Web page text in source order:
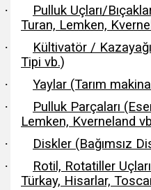
·
Pulluk Uçları/
Turan, Lemken,
·
Kültivatör /
Tipi vb.)
· Yaylar (Tarım
·
Pulluk Parçaları
Lemken, Kverneland
· Diskler (Bağımsız
·
Rotil, Rotatiller
Türkay, Hisarlar,